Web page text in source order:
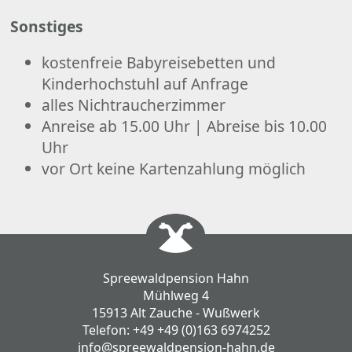
Sonstiges
kostenfreie Babyreisebetten und
Kinderhochstuhl auf Anfrage
alles Nichtraucherzimmer
Anreise ab 15.00 Uhr | Abreise bis 10.00
Uhr
vor Ort keine Kartenzahlung möglich
Spreewaldpension Hahn
Mühlweg 4
15913 Alt Zauche - Wußwerk
Telefon: +49 +49 (0)163 6974252
info@spreewaldpension-hahn.de